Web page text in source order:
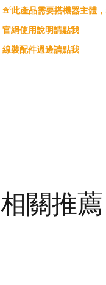
𖠿꙳ 此產品需要搭機器主體
官網使用說明請點我
線裝配件週邊請點我
相關推薦